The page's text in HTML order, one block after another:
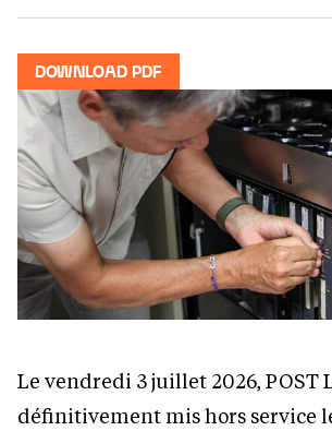
DOWNLOAD PDF
Le vendredi 3 juillet 2026, POST
définitivement mis hors service